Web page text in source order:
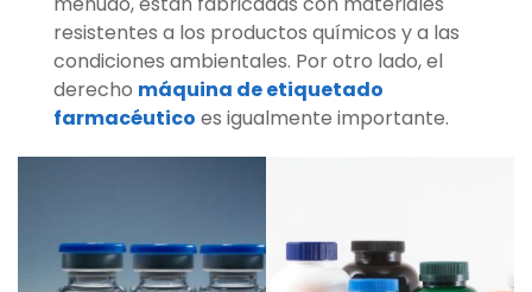
resistentes a los productos químicos y a las
condiciones ambientales. Por otro lado, el
derecho máquina de etiquetado
farmacéutico es igualmente importante.